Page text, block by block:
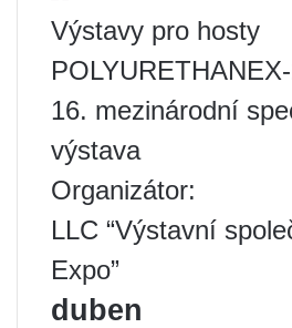
Výstavy pro hosty
16. mezinárodní
výstava
Organizátor:
LLC “Výstavní
Expo”
duben